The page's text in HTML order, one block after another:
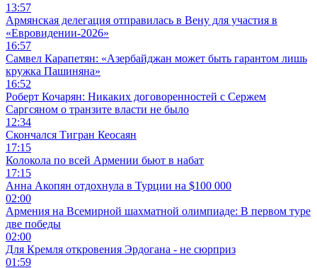
13:57
Армянская делегация отправилась в Вену для участия в
«Евровидении-2026»
16:57
Самвел Карапетян: «Азербайджан может быть гарантом лишь
кружка Пашиняна»
16:52
Роберт Кочарян: Никаких договоренностей с Сержем
Саргсяном о транзите власти не было
12:34
Скончался Тигран Кеосаян
17:15
Колокола по всей Армении бьют в набат
17:15
Анна Акопян отдохнула в Турции на $100 000
02:00
Армения на Всемирной шахматной олимпиаде: В первом туре
две победы
02:00
Для Кремля откровения Эрдогана - не сюрприз
01:59